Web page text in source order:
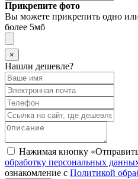
Прикрепите фото
Вы можете прикрепить одно
более 5мб
×
Нашли дешевле?
Нажимая кнопку
обработку персональных
ознакомление с Политикой